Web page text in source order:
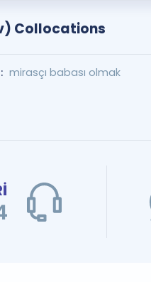
Collocations
mirasçı babası olmak